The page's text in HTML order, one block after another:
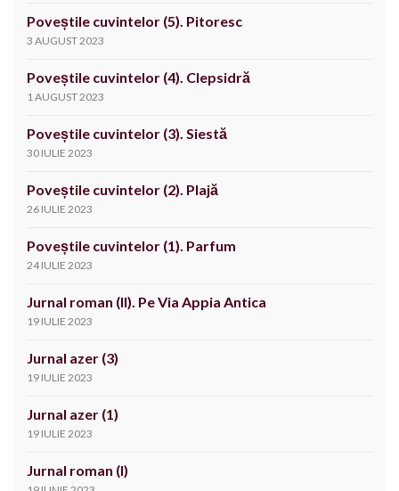
Poveștile cuvintelor (5). Pitoresc
3 AUGUST 2023
Poveștile cuvintelor (4). Clepsidră
1 AUGUST 2023
Poveștile cuvintelor (3). Siestă
30 IULIE 2023
Poveștile cuvintelor (2). Plajă
26 IULIE 2023
Poveștile cuvintelor (1). Parfum
24 IULIE 2023
Jurnal roman (II). Pe Via Appia Antica
19 IULIE 2023
Jurnal azer (3)
19 IULIE 2023
Jurnal azer (1)
19 IULIE 2023
Jurnal roman (I)